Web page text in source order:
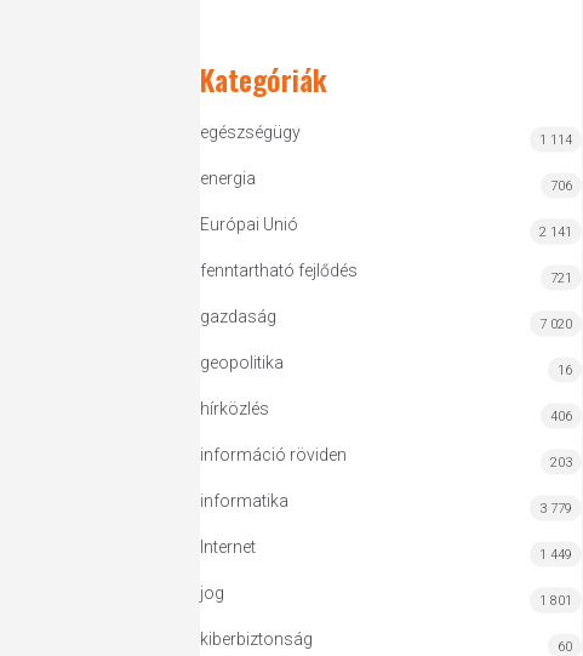
Kategóriák
egészségügy 1 114
energia 706
Európai Unió 2 141
fenntartható fejlődés 721
gazdaság 7 020
geopolitika 16
hírközlés 406
információ röviden 203
informatika 3 779
Internet 1 449
jog 1 801
kiberbiztonság 60